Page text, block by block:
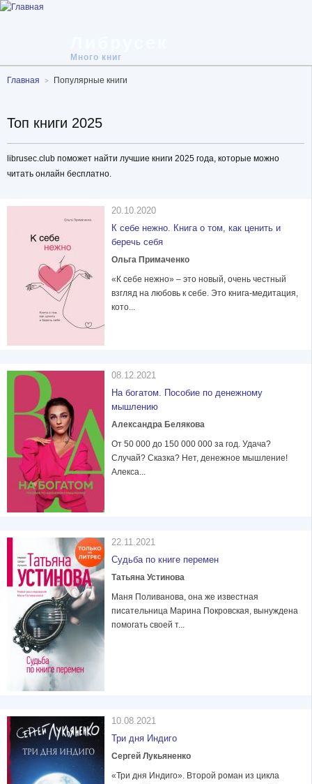
Много книг
Главная Популярные книги
Топ книги 2025
librusec.club поможет найти лучшие книги 2025 года, которые можно
читать онлайн бесплатно.
20.10.2020
К себе нежно. Книга о том, как ценить и
беречь себя
Ольга Примаченко
«К себе нежно» – это новый, очень честный
взгляд на любовь к себе. Это книга-медитация,
кото...
08.12.2021
На богатом. Пособие по денежному
мышлению
Александра Белякова
От 50 000 до 150 000 000 за год. Удача?
Случай? Сказка? Нет, денежное мышление!
Алекса...
22.11.2021
Судьба по книге перемен
Татьяна Устинова
Маня Поливанова, она же известная
писательница Марина Покровская, вынуждена
помогать своей т...
10.08.2021
Три дня Индиго
Сергей Лукьяненко
«Три дня Индиго». Второй роман из цикла